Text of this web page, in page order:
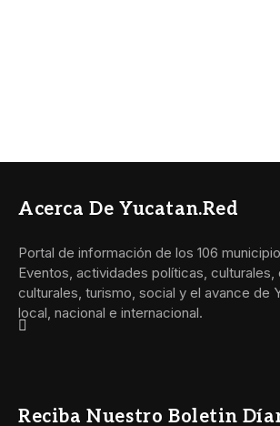
Acerca De Yucatan.red
Portal de información de los 106
Eventos, actividades políticas, culturales,
culturales, turismo, social y el avance de
local, nacional e internacional.
Reciba Nuestro Boletin